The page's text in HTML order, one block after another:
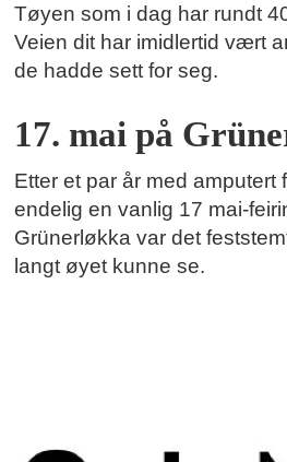
Tøyen som i dag har rundt
Veien dit har imidlertid vært
de hadde sett for seg.
17. mai på
Etter et par år med amputert
endelig en vanlig 17 mai-
Grünerløkka var det
langt øyet kunne se.